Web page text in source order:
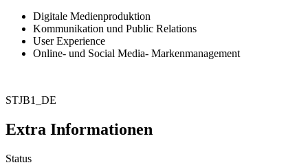
Digitale Medienproduktion
Kommunikation und Public Relations
User Experience
Online- und Social Media- Markenmanagement
STJB1_DE
Extra Informationen
Status